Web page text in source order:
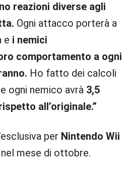
reazioni diverse agli
Ogni attacco porterà a
e i nemici
comportamento a ogni
Ho fatto dei calcoli
ogni nemico avrà 3,5
all’originale.”
per Nintendo Wii
mese di ottobre.